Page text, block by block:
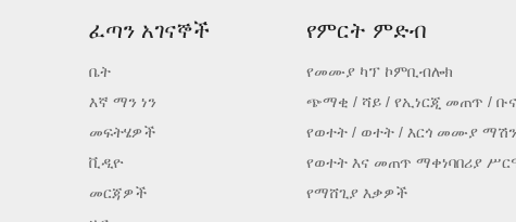
ፈጣን አገናኞች
ቤት
እኛ ማን ነን
መፍትሄዎች
ቪዲዮ
መርጃዎች
የምርት ምድብ
የመሙያ ካፕ ኮምቢብሎክ
ጭማቂ / ሻይ / የኢነርጂ መጠጥ /
የወተት / ወተት / እርጎ መሙያ ማሽን
የወተት እና መጠጥ ማቀነባበሪያ
የማሸጊያ እቃዎች